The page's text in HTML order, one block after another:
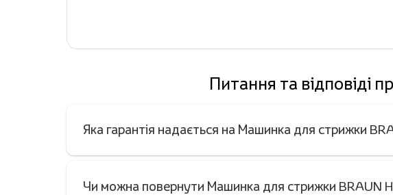
Питання та відповіді
Яка гарантія надається на Машинка для стрижки
Чи можна повернути Машинка для стрижки BRAUN